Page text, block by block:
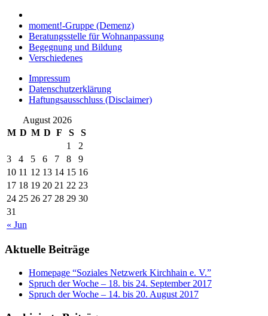
moment!-Gruppe (Demenz)
Beratungsstelle für Wohnanpassung
Begegnung und Bildung
Verschiedenes
Impressum
Datenschutzerklärung
Haftungsausschluss (Disclaimer)
August 2026
M D M D F S S
« Jun
1
2
3
4 5 6 7 8
9
10 11 12 13 14 15 16
17 18 19 20 21 22 23
24 25 26 27 28 29 30
31
Aktuelle Beiträge
Homepage “Soziales Netzwerk Kirchhain e. V.”
Spruch der Woche – 18. bis 24. September 2017
Spruch der Woche – 14. bis 20. August 2017